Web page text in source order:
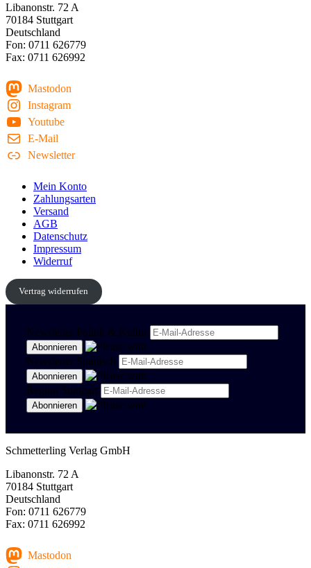
Libanonstr. 72 A
70184 Stuttgart
Deutschland
Fon: 0711 626779
Fax: 0711 626992
Mastodon
Instagram
Youtube
E-Mail
Newsletter
Mein Konto
Zahlungsarten
Versand
AGB
Datenschutz
Impressum
Widerruf
Vertrag widerrufen
Newsletter Politik & Kultur
Newsletter Spanisch
Region Stuttgart
Schmetterling Verlag GmbH
Libanonstr. 72 A
70184 Stuttgart
Deutschland
Fon: 0711 626779
Fax: 0711 626992
Mastodon